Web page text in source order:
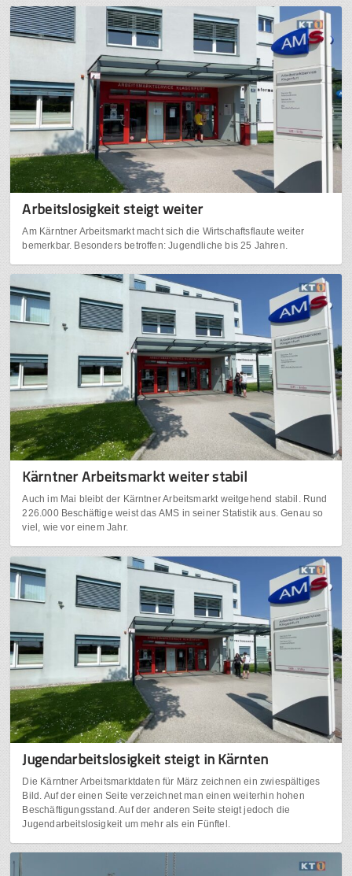
Arbeitslosigkeit steigt weiter
Am Kärntner Arbeitsmarkt macht sich die Wirtschaftsflaute weiter
bemerkbar. Besonders betroffen: Jugendliche bis 25 Jahren.
Kärntner Arbeitsmarkt weiter stabil
Auch im Mai bleibt der Kärntner Arbeitsmarkt weitgehend stabil. Rund
226.000 Beschäftige weist das AMS in seiner Statistik aus. Genau so
viel, wie vor einem Jahr.
Jugendarbeitslosigkeit steigt in Kärnten
Die Kärntner Arbeitsmarktdaten für März zeichnen ein zwiespältiges
Bild. Auf der einen Seite verzeichnet man einen weiterhin hohen
Beschäftigungsstand. Auf der anderen Seite steigt jedoch die
Jugendarbeitslosigkeit um mehr als ein Fünftel.